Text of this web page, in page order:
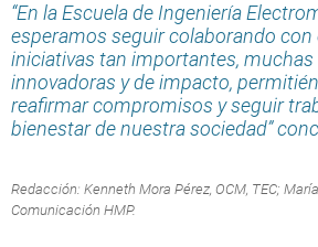
“En la Escuela de Ingeniería
esperamos seguir colaborando con
iniciativas tan importantes, muchas
innovadoras y de impacto,
reafirmar compromisos y seguir
bienestar de nuestra sociedad”
Redacción: Kenneth Mora Pérez, OCM, TEC;
Comunicación HMP.